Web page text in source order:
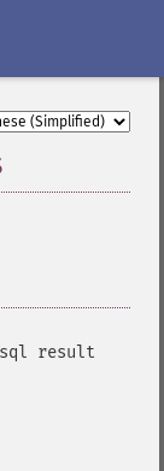
result